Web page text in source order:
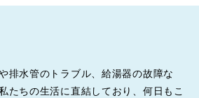
排水管のトラブル、給湯器の故障な
たちの生活に直結しており、何日もこ